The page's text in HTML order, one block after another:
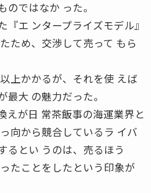
のではなか った。
エ ンタープライズモデル』
ため、交渉して売って もら
上かかるが、それを使 えば
大 の魅力だった。
えが日 常茶飯事の海運業界と
向から競合しているラ イバ
るとい うのは、売るほう
たことをしたという印象が